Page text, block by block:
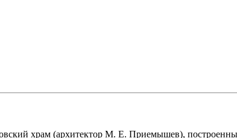
храм (архитектор М. Е. Приемышев),